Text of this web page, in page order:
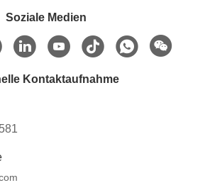
Soziale Medien
Kontaktaufnahme